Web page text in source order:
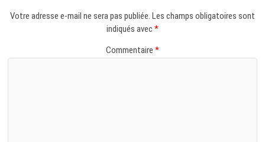
Votre adresse e-mail ne sera pas publiée. Les champs obligatoires sont
indiqués avec *
Commentaire *